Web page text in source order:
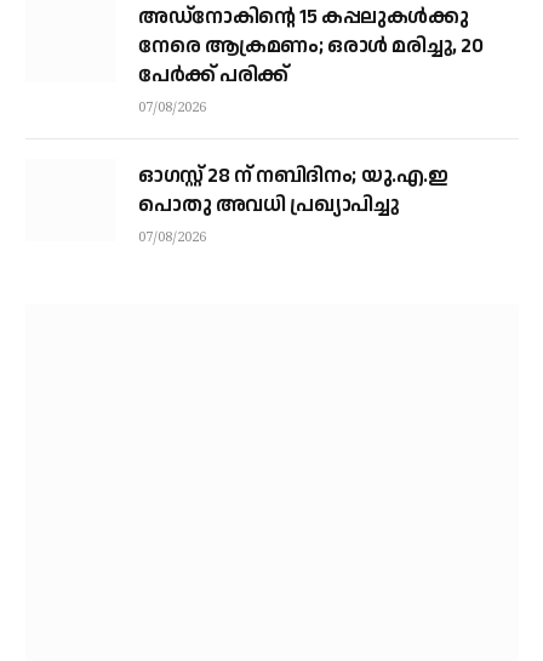
അഡ്നോകിന്റെ 15 കപ്പലുകള്‍ക്കു
നേരെ ആക്രമണം; ഒരാള്‍ മരിച്ചു, 20
പേര്‍ക്ക് പരിക്ക്
07/08/2026
ഓഗസ്റ്റ് 28 ന് നബിദിനം; യു.എ.ഇ
പൊതു അവധി പ്രഖ്യാപിച്ചു
07/08/2026